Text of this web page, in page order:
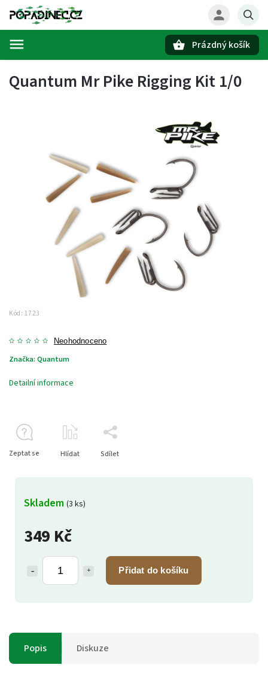
Prázdný košík
Quantum Mr Pike Rigging Kit 1/0
Kód: 1723
Neohodnoceno
Značka: Quantum
349 Kč
Přidat do košíku
Skladem (3 ks)
Detailní informace
Zeptat se Hlídat Sdílet
Popis Diskuze